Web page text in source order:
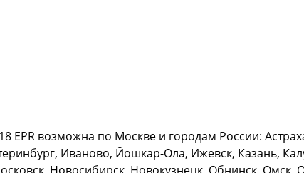
EPR возможна по Москве и городам России:
Иваново, Йошкар-Ола, Ижевск, Казань,
Новосибирск, Новокузнецк, Обнинск, Омск,